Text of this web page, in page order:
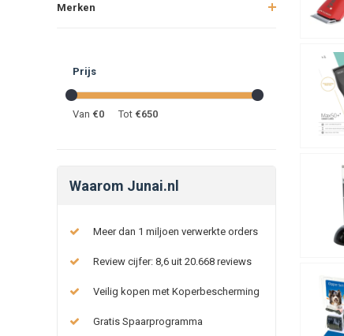
Merken
Prijs
Van €0 Tot €650
Waarom Junai.nl
Meer dan 1 miljoen verwerkte orders
Review cijfer: 8,6 uit 20.668 reviews
Veilig kopen met Koperbescherming
Gratis Spaarprogramma